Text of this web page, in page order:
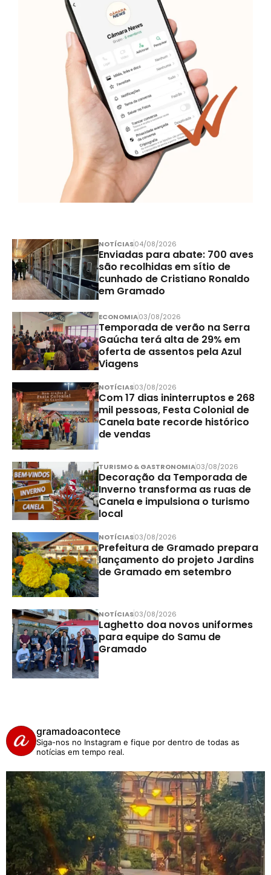
NOTÍCIAS04/08/2026
Enviadas para abate: 700 aves
são recolhidas em sítio de
cunhado de Cristiano Ronaldo
em Gramado
ECONOMIA03/08/2026
Temporada de verão na Serra
Gaúcha terá alta de 29% em
oferta de assentos pela Azul
Viagens
NOTÍCIAS03/08/2026
Com 17 dias ininterruptos e 268
mil pessoas, Festa Colonial de
Canela bate recorde histórico
de vendas
TURISMO & GASTRONOMIA03/08/2026
Decoração da Temporada de
Inverno transforma as ruas de
Canela e impulsiona o turismo
local
NOTÍCIAS03/08/2026
Prefeitura de Gramado prepara
lançamento do projeto Jardins
de Gramado em setembro
NOTÍCIAS03/08/2026
Laghetto doa novos uniformes
para equipe do Samu de
Gramado
gramadoacontece
Siga-nos no Instagram e fique por dentro de todas as
notícias em tempo real.